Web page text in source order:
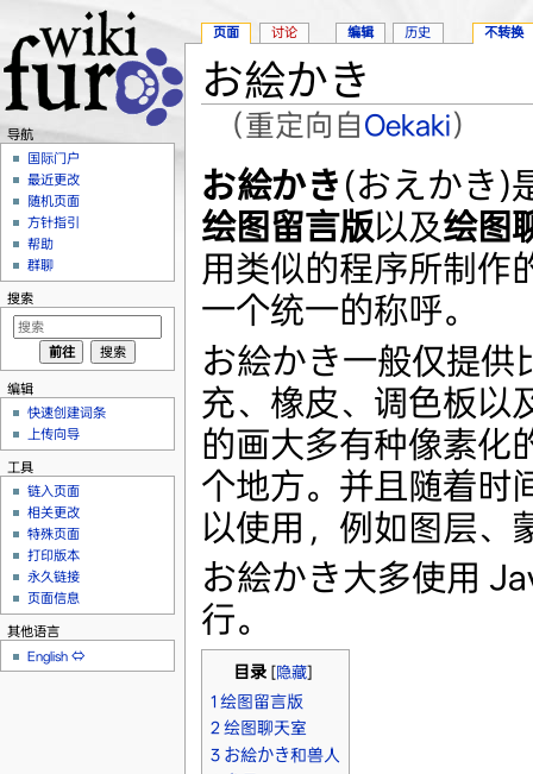
お絵かき
（重定向自Oekaki）
お絵かき (おえかき)
绘图留言版以及绘图
用类似的程序所制作
一个统一的称呼。
お絵かき一般仅提供
充、橡皮、调色板以
的画大多有种像素化
个地方。并且随着时
以使用，例如图层、
お絵かき大多使用
行。
目录 [隐藏]
1 绘图留言版
2 绘图聊天室
3 お絵かき和兽人
页面 讨论 编辑 历史 不转换
导航
国际门户
最近更改
随机页面
方针指引
帮助
群聊
搜索
编辑
快速创建词条
上传向导
工具
链入页面
相关更改
特殊页面
打印版本
永久链接
页面信息
其他语言
English ⇔